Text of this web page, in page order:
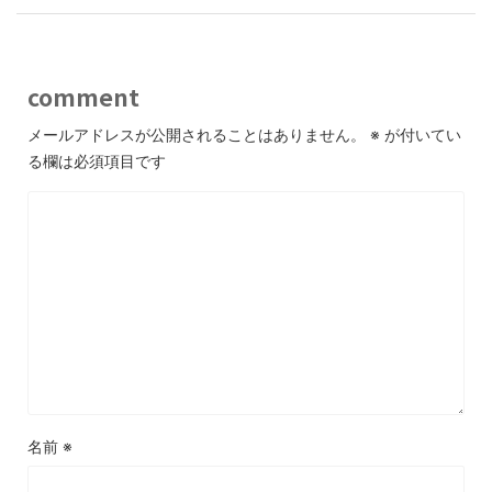
comment
メールアドレスが公開されることはありません。 ※ が付いてい
る欄は必須項目です
名前 ※